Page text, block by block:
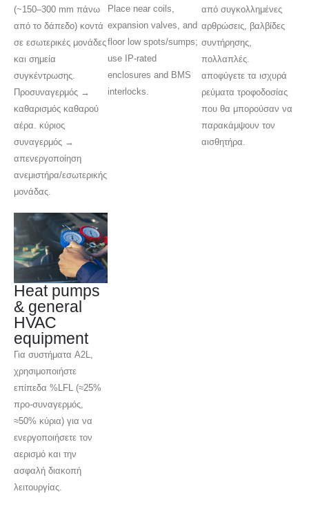
(~150–300 mm πάνω
από το δάπεδο) κοντά
σε εσωτερικές μονάδες
και σημεία
συγκέντρωσης.
Προσυναγερμός →
καθαρισμός καθαρού
αέρα. κύριος
συναγερμός →
απενεργοποίηση
ανεμιστήρα/εσωτερικής
μονάδας.
Place near coils,
expansion valves, and
floor low spots/sumps;
use IP-rated
enclosures and BMS
interlocks.
από συγκολλημένες
αρθρώσεις, βαλβίδες
συντήρησης,
πολλαπλές.
αποφύγετε τα ισχυρά
ρεύματα τροφοδοσίας
που θα μπορούσαν να
παρακάμψουν τον
αισθητήρα.
Heat pumps
& general
HVAC
equipment
Για συστήματα A2L,
χρησιμοποιήστε
επίπεδα %LFL (≈25%
προ-συναγερμός,
≈50% κύρια) για να
ενεργοποιήσετε τον
αερισμό και την
ασφαλή διακοπή
λειτουργίας.